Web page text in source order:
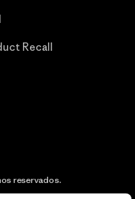
Recall
reservados.